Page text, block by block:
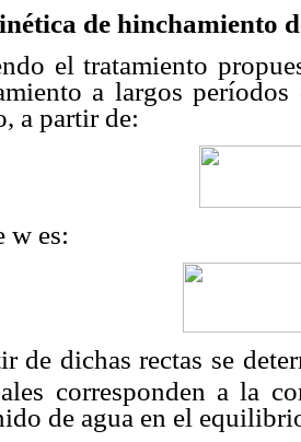
de hinchamiento
el tratamiento
a largos
a partir de:
w es:
de dichas rectas se
corresponden a la
de agua en el